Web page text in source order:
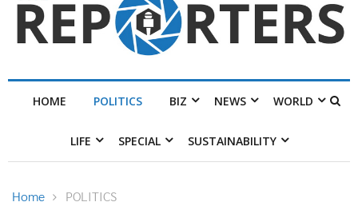
HOME POLITICS BIZ NEWS WORLD
LIFE SPECIAL SUSTAINABILITY
Home POLITICS